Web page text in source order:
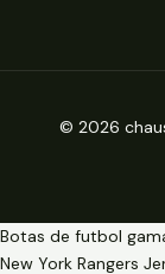
© 2026
Botas de futbol
New York Rangers